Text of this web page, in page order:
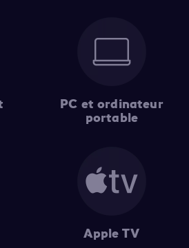
PC et ordinateur
portable
Apple TV